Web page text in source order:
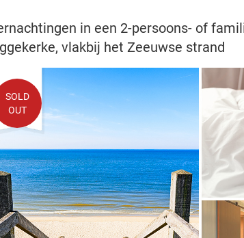
in een 2-persoons- of
vlakbij het Zeeuwse strand
SOLD
OUT